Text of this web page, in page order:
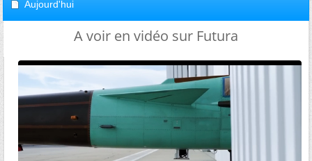
Aujourd'hui
A voir en vidéo sur Futura